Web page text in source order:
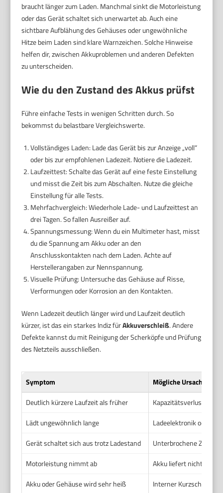
braucht länger zum Laden. Manchmal sinkt die Motorleistung
oder das Gerät schaltet sich unerwartet ab. Auch eine
sichtbare Aufblähung des Gehäuses oder ungewöhnliche
Hitze beim Laden sind klare Warnzeichen. Solche Hinweise
helfen dir, zwischen Akkuproblemen und anderen Defekten
zu unterscheiden.
Wie du den Zustand des Akkus prüfst
Führe einfache Tests in wenigen Schritten durch. So
bekommst du belastbare Vergleichswerte.
Vollständiges Laden: Lade das Gerät bis zur Anzeige „voll“
oder bis zur empfohlenen Ladezeit. Notiere die Ladezeit.
Laufzeittest: Schalte das Gerät auf eine feste Einstellung
und misst die Zeit bis zum Abschalten. Nutze die gleiche
Einstellung für alle Tests.
Mehrfachvergleich: Wiederhole Lade- und Laufzeittest an
drei Tagen. So fallen Ausreißer auf.
Spannungsmessung: Wenn du ein Multimeter hast, misst
du die Spannung am Akku oder an den
Anschlusskontakten nach dem Laden. Achte auf
Herstellerangaben zur Nennspannung.
Visuelle Prüfung: Untersuche das Gehäuse auf Risse,
Verformungen oder Korrosion an den Kontakten.
Wenn Ladezeit deutlich länger wird und Laufzeit deutlich
kürzer, ist das ein starkes Indiz fürAkkuverschleiß. Andere
Defekte kannst du mit Reinigung der Scherköpfe und Prüfung
des Netzteils ausschließen.
Symptom
Mögliche Ursache
Deutlich kürzere Laufzeit als früher
Kapazitätsverlust
Lädt ungewöhnlich lange
Ladeelektronik oder
Gerät schaltet sich aus trotz Ladestand
Unterbrochene Zellen
Motorleistung nimmt ab
Akku liefert nicht mehr
Akku oder Gehäuse wird sehr heiß
Interner Kurzschluss